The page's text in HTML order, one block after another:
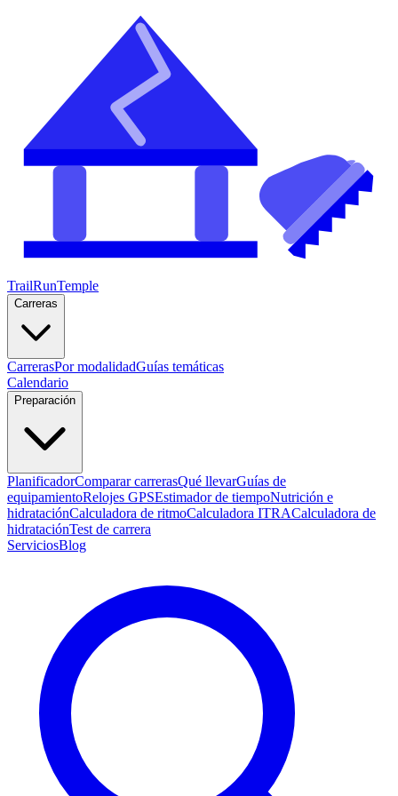
TrailRunTemple
Carreras
CarrerasPor modalidadGuías temáticas
Calendario
Preparación
PlanificadorComparar carrerasQué llevarGuías de
equipamientoRelojes GPSEstimador de tiempoNutrición e
hidrataciónCalculadora de ritmoCalculadora ITRACalculadora de
hidrataciónTest de carrera
ServiciosBlog